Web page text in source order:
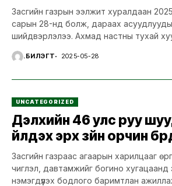
Засгийн газрын ээлжит хуралдаан
сарын 28-нд болж, дараах
шийдвэрлэлээ. Ахмад настны тухай
Ү.БИЛЭГТ 2025-05-28
UNCATEGORIZED
Дэлхийн 46 улс руу
үйлдэх эрх зүйн орчин
Засгийн газраас агаарын харилцааг
чиглэл, давтамжийг богино хугацаанд
нэмэгдүүлэх бодлого баримтлан